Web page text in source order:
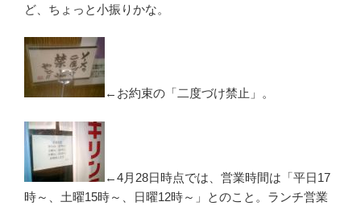
ど、ちょっと小振りかな。
←お約束の「二度づけ禁止」。
←4月28日時点では、営業時間は「平日17
時～、土曜15時～、日曜12時～」とのこと。ランチ営業